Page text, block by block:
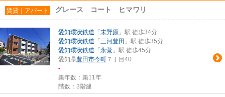
賃貸｜アパート グレース コート ヒマワリ
愛知環状鉄道 「 末野原 」駅 徒歩34分
愛知環状鉄道 「 三河豊田 」駅 徒歩35分
愛知環状鉄道 「 永覚 」駅 徒歩45分
愛知県豊田市今町 ７丁目40
-
築年数：築11年
階数：3階建